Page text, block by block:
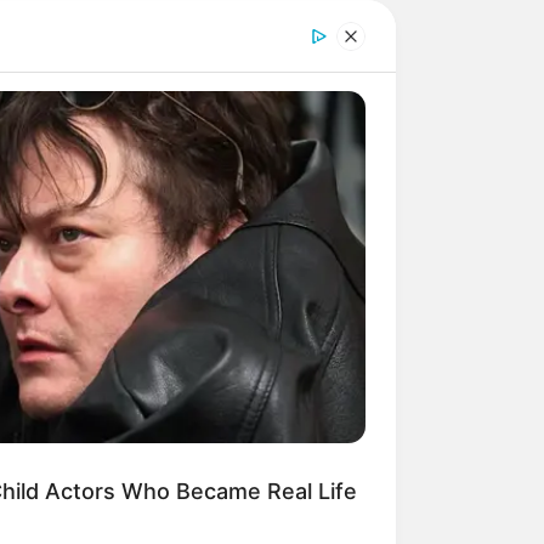
(gilt nur, wenn gezeigter
gemietet werden. Möglich sind
mit Routenplaner
sowie die
Actors Who Became Real Life
MEDIA
Muir's New Partner, Whom You'll
Recognize